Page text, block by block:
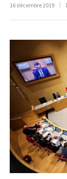
16 décembre 2019